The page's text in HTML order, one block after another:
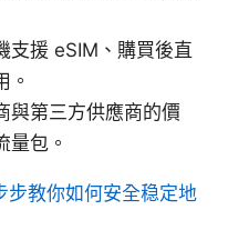
支援 eSIM、購買後直
。
與第三方供應商的價
量包。
步教你如何安全稳定地